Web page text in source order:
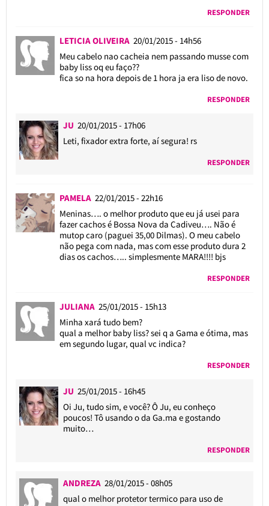
RESPONDER
LETICIA OLIVEIRA 20/01/2015 - 14h56
Meu cabelo nao cacheia nem passando musse com
baby liss oq eu faço??
fica so na hora depois de 1 hora ja era liso de novo.
RESPONDER
JU 20/01/2015 - 17h06
Leti, fixador extra forte, aí segura! rs
RESPONDER
PAMELA 22/01/2015 - 22h16
Meninas…. o melhor produto que eu já usei para
fazer cachos é Bossa Nova da Cadiveu…. Não é
mutop caro (paguei 35,00 Dilmas). O meu cabelo
não pega com nada, mas com esse produto dura 2
dias os cachos….. simplesmente MARA!!!! bjs
RESPONDER
JULIANA 25/01/2015 - 15h13
Minha xará tudo bem?
qual a melhor baby liss? sei q a Gama e ótima, mas
em segundo lugar, qual vc indica?
RESPONDER
JU 25/01/2015 - 16h45
Oi Ju, tudo sim, e você? Ô Ju, eu conheço
poucos! Tô usando o da Ga.ma e gostando
muito…
RESPONDER
ANDREZA28/01/2015 - 08h05
qual o melhor protetor termico para uso de